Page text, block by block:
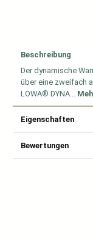
Beschreibung
Der dynamische
über eine zweifach
LOWA® DYNA…
Eigenschaften
Bewertungen